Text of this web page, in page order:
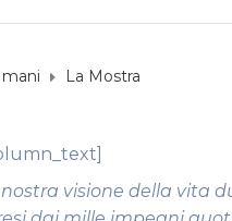
La Mostra
visione della vita